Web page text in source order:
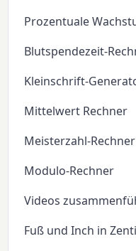
Prozentuale
Blutspendezeit-
Kleinschrift-Generator
Mittelwert Rechner
Meisterzahl-Rechner
Modulo-Rechner
Videos
Fuß und Inch in